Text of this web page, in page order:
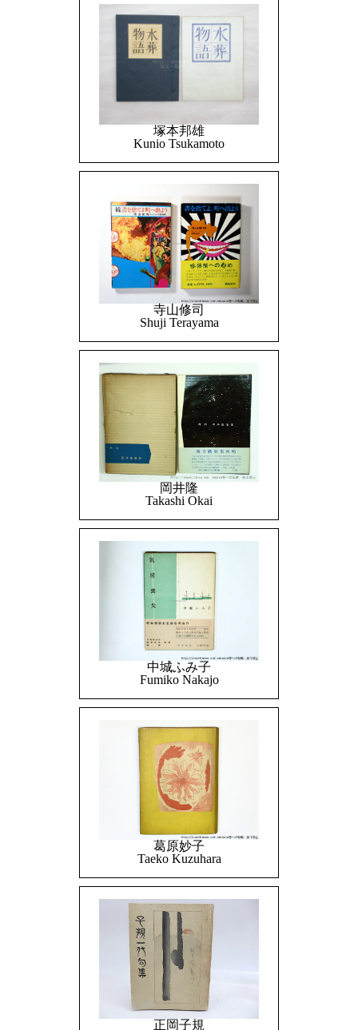
塚本邦雄
Kunio Tsukamoto
寺山修司
Shuji Terayama
岡井隆
Takashi Okai
中城ふみ子
Fumiko Nakajo
葛原妙子
Taeko Kuzuhara
正岡子規